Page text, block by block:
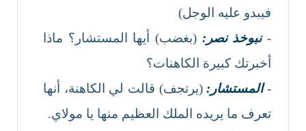
فيبدو عليه الوجل)
-نبوخذ نصر: (بغضب) أيها المستشار؟ ماذا
أخبرتك كبيرة الكاهنات؟
-المستشار:(يرتجف) قالت لي الكاهنة، أنها
تعرف ما يريده الملك العظيم منها يا مولاي.